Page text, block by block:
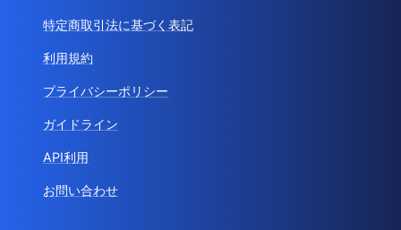
特定商取引法に基づく表記
利用規約
プライバシーポリシー
ガイドライン
API利用
お問い合わせ